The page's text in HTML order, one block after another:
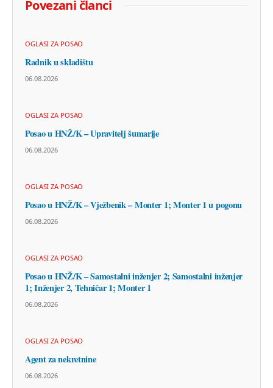
Povezani članci
OGLASI ZA POSAO
Radnik u skladištu
06.08.2026
OGLASI ZA POSAO
Posao u HNŽ/K – Upravitelj šumarije
06.08.2026
OGLASI ZA POSAO
Posao u HNŽ/K – Vježbenik – Monter 1; Monter 1 u pogonu
06.08.2026
OGLASI ZA POSAO
Posao u HNŽ/K – Samostalni inženjer 2; Samostalni inženjer
1; Inženjer 2, Tehničar 1; Monter 1
06.08.2026
OGLASI ZA POSAO
Agent za nekretnine
06.08.2026